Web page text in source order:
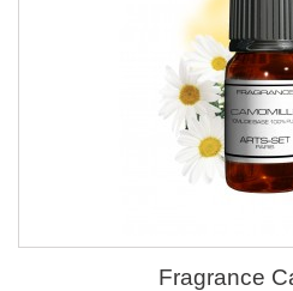
Fragrance